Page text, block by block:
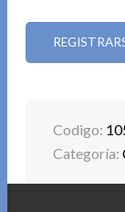
Codigo:
Categoría: